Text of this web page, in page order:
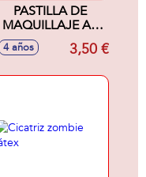
PASTILLA DE
MAQUILLAJE AL
AGUA DE 18 GR
NEGRO
4 años 3,50 €